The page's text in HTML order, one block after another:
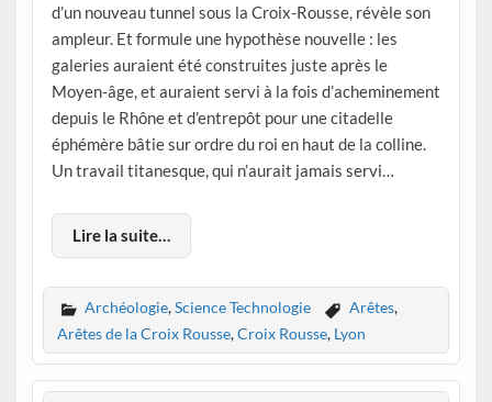
d’un nouveau tunnel sous la Croix-Rousse, révèle son
ampleur. Et formule une hypothèse nouvelle : les
galeries auraient été construites juste après le
Moyen-âge, et auraient servi à la fois d’acheminement
depuis le Rhône et d’entrepôt pour une citadelle
éphémère bâtie sur ordre du roi en haut de la colline.
Un travail titanesque, qui n’aurait jamais servi…
Lire la suite…
Archéologie,Science Technologie Arêtes,
Arêtes de la Croix Rousse,Croix Rousse, Lyon